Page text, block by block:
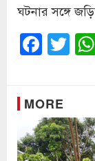
ঘটনার সঙ্গে
MORE